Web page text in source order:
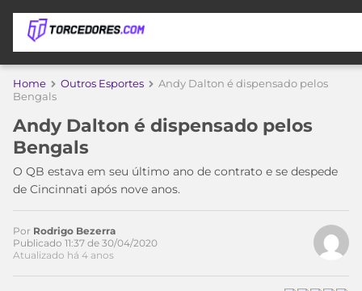
APOSTAS
DE
APOSTA
MELHORES
SITES
DE
APOSTAS
2026
COPA
DO
MUNDO
TIMES
MEU
CAMPEONATOS
Home Outros Esportes
Andy Dalton é dispensado pelos
Bengals
Andy Dalton é dispensado pelos
Bengals
O QB estava em seu último ano de contrato e se despede
de Cincinnati após nove anos.
Por Rodrigo Bezerra
Publicado 11:37 de 30/04/2020
Atualizado há 4 anos